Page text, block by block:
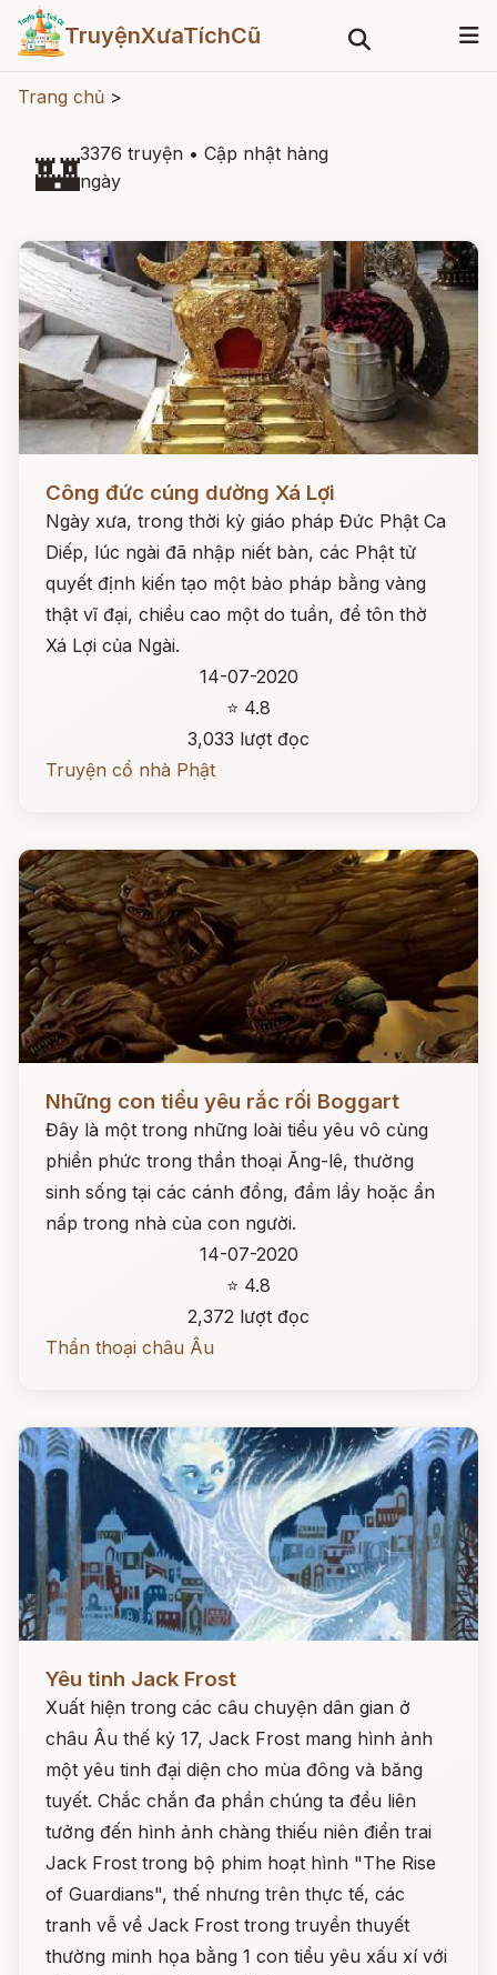
TruyệnXưaTíchCũ
Trang chủ >
🏰3376 truyện • Cập nhật hàng
ngày
Công đức cúng dường Xá Lợi
Ngày xưa, trong thời kỳ giáo pháp Đức Phật Ca
Diếp, lúc ngài đã nhập niết bàn, các Phật tử
quyết định kiến tạo một bảo pháp bằng vàng
thật vĩ đại, chiều cao một do tuần, để tôn thờ
Xá Lợi của Ngài.
14-07-2020
⭐ 4.8
3,033 lượt đọc
Truyện cổ nhà Phật
Những con tiểu yêu rắc rối Boggart
Đây là một trong những loài tiểu yêu vô cùng
phiền phức trong thần thoại Ăng-lê, thường
sinh sống tại các cánh đồng, đầm lầy hoặc ẩn
nấp trong nhà của con người.
14-07-2020
⭐ 4.8
2,372 lượt đọc
Thần thoại châu Âu
Yêu tinh Jack Frost
Xuất hiện trong các câu chuyện dân gian ở
châu Âu thế kỷ 17, Jack Frost mang hình ảnh
một yêu tinh đại diện cho mùa đông và băng
tuyết. Chắc chắn đa phần chúng ta đều liên
tưởng đến hình ảnh chàng thiếu niên điển trai
Jack Frost trong bộ phim hoạt hình "The Rise
of Guardians", thế nhưng trên thực tế, các
tranh vễ về Jack Frost trong truyền thuyết
thường minh họa bằng 1 con tiểu yêu xấu xí với